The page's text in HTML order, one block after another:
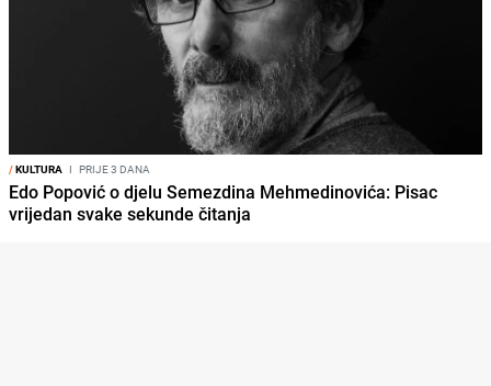
/KULTURA I PRIJE 3 DANA
Edo Popović o djelu Semezdina Mehmedinovića: Pisac
vrijedan svake sekunde čitanja